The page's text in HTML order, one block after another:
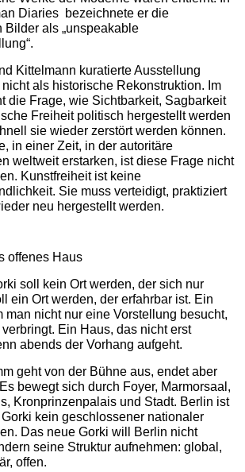
Diaries bezeichnete er die
Bilder als „unspeakable
Kittelmann kuratierte Ausstellung
als historische Rekonstruktion. Im
die Frage, wie Sichtbarkeit, Sagbarkeit
Freiheit politisch hergestellt werden
sie wieder zerstört werden können.
in einer Zeit, in der autoritäre
weltweit erstarken, ist diese Frage nicht
Kunstfreiheit ist keine
Sie muss verteidigt, praktiziert
neu hergestellt werden.
offenes Haus
soll kein Ort werden, der sich nur
ein Ort werden, der erfahrbar ist. Ein
man nicht nur eine Vorstellung besucht,
Ein Haus, das nicht erst
abends der Vorhang aufgeht.
geht von der Bühne aus, endet aber
bewegt sich durch Foyer, Marmorsaal,
Kronprinzenpalais und Stadt. Berlin ist
kein geschlossener nationaler
Das neue Gorki will Berlin nicht
seine Struktur aufnehmen: global,
offen.